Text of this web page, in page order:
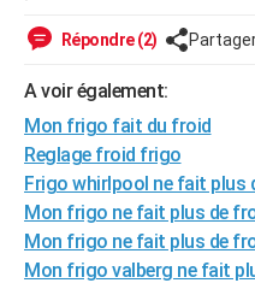
Art de vivre
Bien-être
Loisirs
Mode
Modes de vie
Alimentation
Guide de la santé
Maladies
Médicaments
Sommeil
Destinations
City break
Voyage nature
Voyage de noces
Forum
Climat
+PHOTO
GUIDES D'ACHAT
BONS PLANS
Répondre (2)
A voir également:
Mon frigo fait du froid
Reglage froid frigo
Frigo whirlpool ne fait plus
Mon frigo ne fait plus de
Mon frigo ne fait plus de
Mon frigo valberg ne fait